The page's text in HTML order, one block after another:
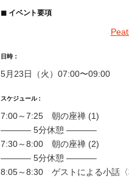
◼︎ イベント要項
日時：
5月23日（火）07:00〜09:00
スケジュール：
7:00～7:25 朝の座禅 (1)
———– 5分休憩 ———–
7:30～8:00 朝の座禅 (2)
———– 5分休憩 ———–
8:05～8:30 ゲストによる小話〈